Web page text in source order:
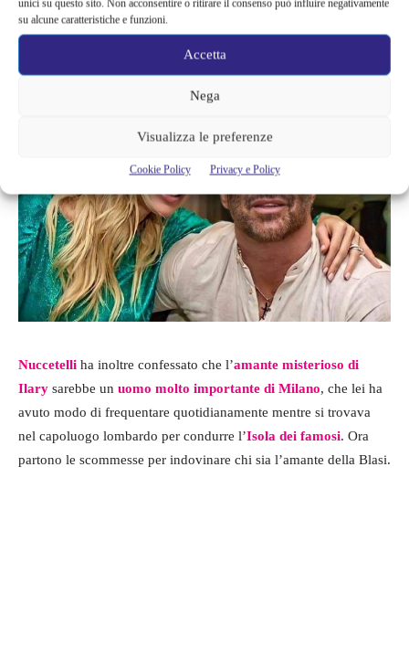
unici su questo sito. Non acconsentire o ritirare il consenso può influire negativamente
su alcune caratteristiche e funzioni.
Accetta
Nega
Visualizza le preferenze
Cookie Policy Privacy e Policy
così fosse,non si tratterebbe più di tradimenti. Stando alle
Nuccetelli ha inoltre confessato che l’amante misterioso di
Ilary sarebbe un uomo molto importante di Milano, che lei ha
avuto modo di frequentare quotidianamente mentre si trovava
nel capoluogo lombardo per condurre l’Isola dei famosi. Ora
partono le scommesse per indovinare chi sia l’amante della Blasi.